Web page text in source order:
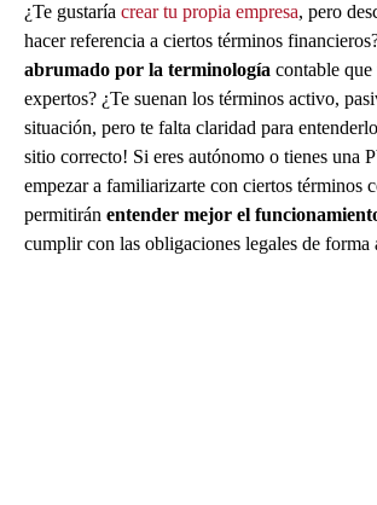
¿Te gustaría crear tu propia empresa, pero
hacer referencia a ciertos términos
abrumado por la terminología contable
expertos? ¿Te suenan los términos activo,
situación, pero te falta claridad para
sitio correcto! Si eres autónomo o tienes una
empezar a familiarizarte con ciertos términos
permitirán entender mejor el
cumplir con las obligaciones legales de forma